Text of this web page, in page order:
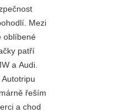
Mezi
oblíbené
patří
a Audi.
Autotripu
řeším
a chod